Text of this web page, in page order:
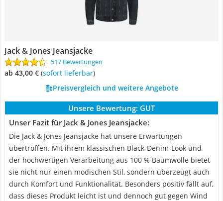
Jack & Jones Jeansjacke
517 Bewertungen
ab 43,00 € ( Sofort lieferbar)
Preisvergleich und weitere Angebote
Unsere Bewertung: GUT
Unser Fazit für Jack & Jones Jeansjacke:
Die Jack & Jones Jeansjacke hat unsere Erwartungen
übertroffen. Mit ihrem klassischen Black-Denim-Look und
der hochwertigen Verarbeitung aus 100 % Baumwolle bietet
sie nicht nur einen modischen Stil, sondern überzeugt auch
durch Komfort und Funktionalität. Besonders positiv fällt auf,
dass dieses Produkt leicht ist und dennoch gut gegen Wind